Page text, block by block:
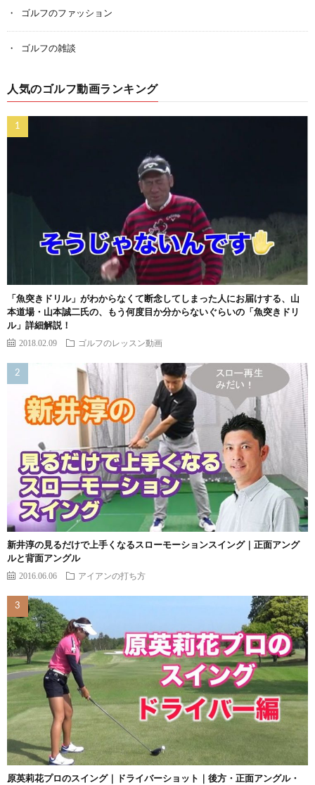
ゴルフのファッション
ゴルフの雑談
人気のゴルフ動画ランキング
「魚突きドリル」がわからなくて断念してしまった人にお届けする、山
本道場・山本誠二氏の、もう何度目か分からないぐらいの「魚突きドリ
ル」詳細解説！
2018.02.09 ゴルフのレッスン動画
新井淳の見るだけで上手くなるスローモーションスイング｜正面アング
ルと背面アングル
2016.06.06 アイアンの打ち方
原英莉花プロのスイング｜ドライバーショット｜後方・正面アングル・